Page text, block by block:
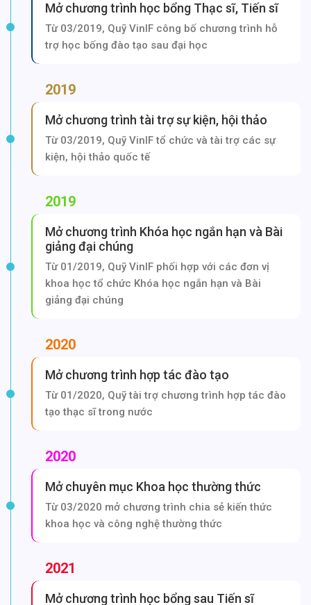
Mở chương trình học bổng Thạc sĩ, Tiến sĩ
Từ 03/2019, Quỹ VinIF công bố chương trình hỗ
trợ học bống đào tạo sau đại học
2019
Mở chương trình tài trợ sự kiện, hội thảo
Từ 03/2019, Quỹ VinIF tổ chức và tài trợ các sự
kiện, hội thảo quốc tế
2019
Mở chương trình Khóa học ngắn hạn và Bài
giảng đại chúng
Từ 01/2019, Quỹ VinIF phối hợp với các đơn vị
khoa học tổ chức Khóa học ngắn hạn và Bài
giảng đại chúng
2020
Mở chương trình hợp tác đào tạo
Từ 01/2020, Quỹ tài trợ chương trình hợp tác đào
tạo thạc sĩ trong nước
2020
Mở chuyên mục Khoa học thường thức
Từ 03/2020 mở chương trình chia sẻ kiến thức
khoa học và công nghệ thường thức
2021
Mở chương trình học bổng sau Tiến sĩ